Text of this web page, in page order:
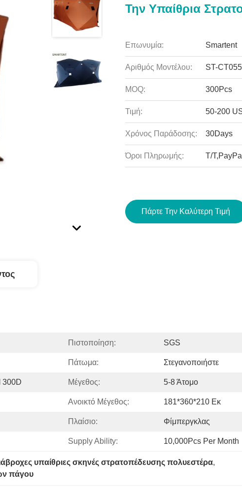
Την Υπαίθρια
Επωνυμία: Smartent
Αριθμός Μοντέλου: ST-CT055
MOQ: 300Pcs
Τιμή: 50-200
Χρόνος Παράδοσης: 30Days
Όροι Πληρωμής: T/
Πάρτε Την Καλύτερη Τιμή
Πιστοποίηση: SGS
Πάτωμα: Στεγανοποιήστε
300D Μέγεθος: 5-8 Άτομο
Ανοικτό Μέγεθος: 181*360*210 Εκ
Πλαίσιο: Φίμπεργκλας
Supply Ability: 10,000Pcs Per Month
υπαίθριες σκηνές στρατοπέδευσης πολυεστέρα,
πάγου